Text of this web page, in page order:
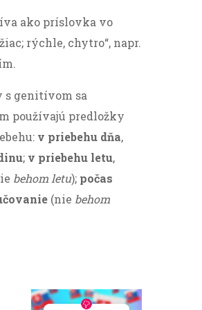
ako príslovka vo
rýchle, chytro“, napr.
genitívom sa
používajú predložky
v priebehu dňa,
; v priebehu letu,
behom letu); počas
(nie behom